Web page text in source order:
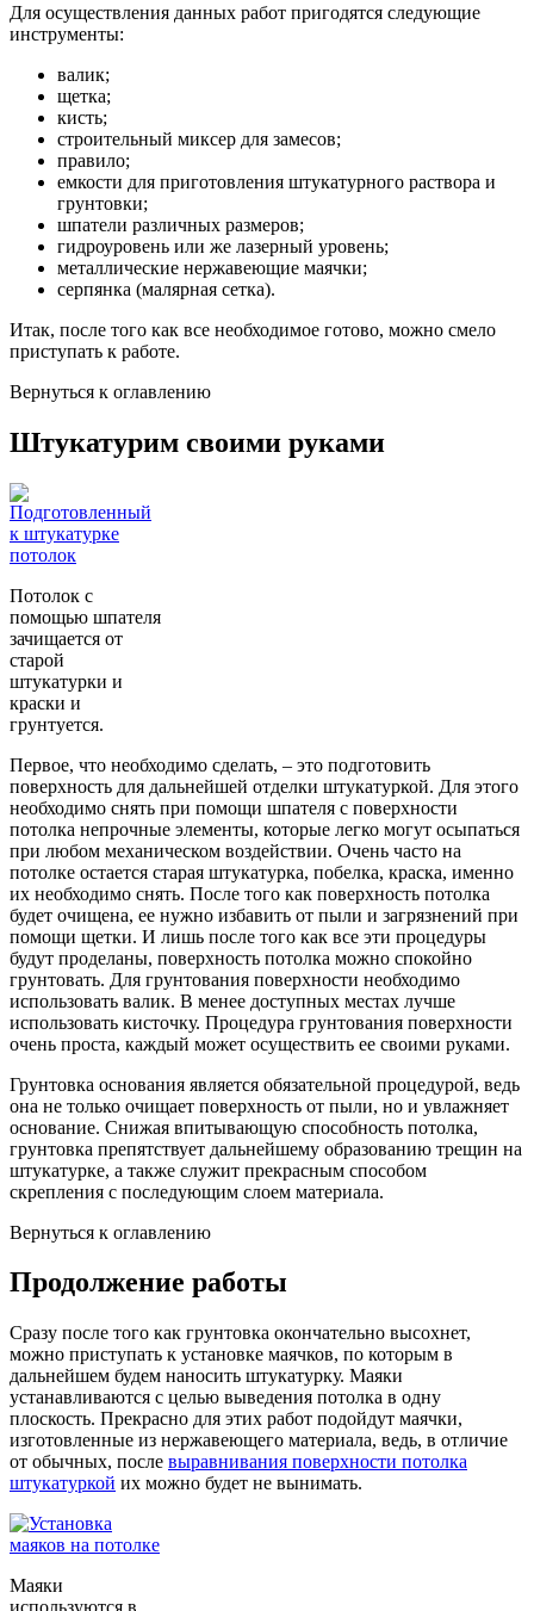
Для осуществления данных работ пригодятся следующие
инструменты:
валик;
щетка;
кисть;
строительный миксер для замесов;
правило;
емкости для приготовления штукатурного раствора и
грунтовки;
шпатели различных размеров;
гидроуровень или же лазерный уровень;
металлические нержавеющие маячки;
серпянка (малярная сетка).
Итак, после того как все необходимое готово, можно смело
приступать к работе.
Вернуться к оглавлению
Штукатурим своими руками
Потолок с
помощью шпателя
зачищается от
старой
штукатурки и
краски и
грунтуется.
Первое, что необходимо сделать, – это подготовить
поверхность для дальнейшей отделки штукатуркой. Для этого
необходимо снять при помощи шпателя с поверхности
потолка непрочные элементы, которые легко могут осыпаться
при любом механическом воздействии. Очень часто на
потолке остается старая штукатурка, побелка, краска, именно
их необходимо снять. После того как поверхность потолка
будет очищена, ее нужно избавить от пыли и загрязнений при
помощи щетки. И лишь после того как все эти процедуры
будут проделаны, поверхность потолка можно спокойно
грунтовать. Для грунтования поверхности необходимо
использовать валик. В менее доступных местах лучше
использовать кисточку. Процедура грунтования поверхности
очень проста, каждый может осуществить ее своими руками.
Грунтовка основания является обязательной процедурой, ведь
она не только очищает поверхность от пыли, но и увлажняет
основание. Снижая впитывающую способность потолка,
грунтовка препятствует дальнейшему образованию трещин на
штукатурке, а также служит прекрасным способом
скрепления с последующим слоем материала.
Вернуться к оглавлению
Продолжение работы
Сразу после того как грунтовка окончательно высохнет,
можно приступать к установке маячков, по которым в
дальнейшем будем наносить штукатурку. Маяки
устанавливаются с целью выведения потолка в одну
плоскость. Прекрасно для этих работ подойдут маячки,
изготовленные из нержавеющего материала, ведь, в отличие
от обычных, после выравнивания поверхности потолка
штукатуркой их можно будет не вынимать.
Маяки